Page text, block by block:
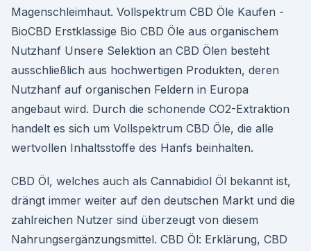
Magenschleimhaut. Vollspektrum CBD Öle Kaufen -
BioCBD Erstklassige Bio CBD Öle aus organischem
Nutzhanf Unsere Selektion an CBD Ölen besteht
ausschließlich aus hochwertigen Produkten, deren
Nutzhanf auf organischen Feldern in Europa
angebaut wird. Durch die schonende CO2-Extraktion
handelt es sich um Vollspektrum CBD Öle, die alle
wertvollen Inhaltsstoffe des Hanfs beinhalten.
CBD Öl, welches auch als Cannabidiol Öl bekannt ist,
drängt immer weiter auf den deutschen Markt und die
zahlreichen Nutzer sind überzeugt von diesem
Nahrungsergänzungsmittel. CBD Öl: Erklärung, CBD